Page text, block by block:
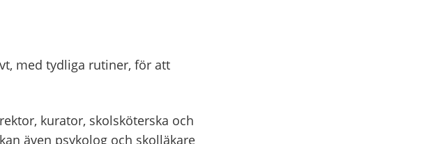
med tydliga rutiner, för att
kurator, skolsköterska och
även psykolog och skolläkare